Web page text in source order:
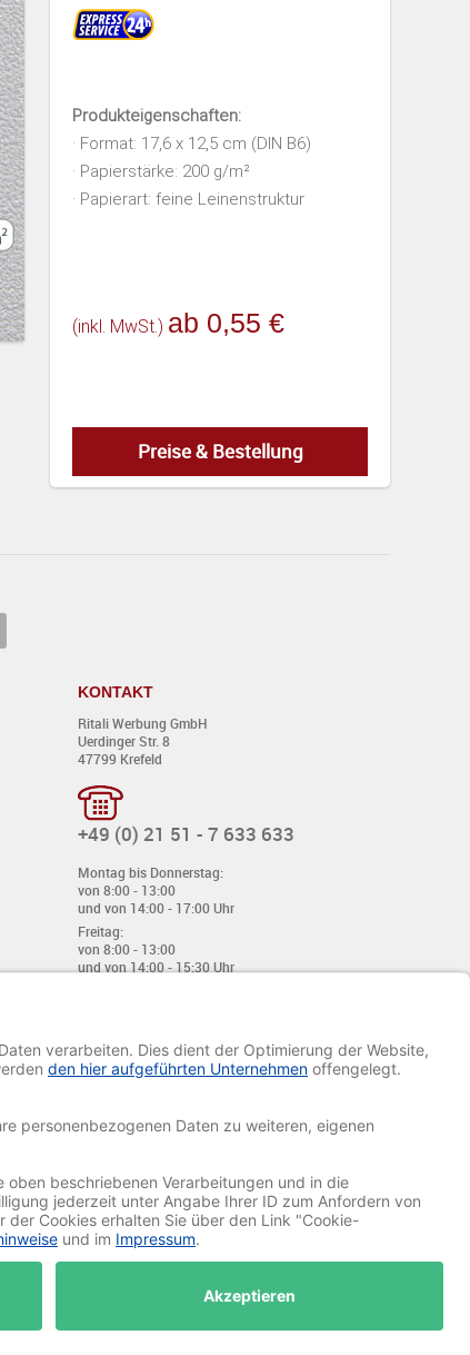
Produkteigenschaften:
· Format: 17,6 x 12,5 cm (DIN B6)
· Papierstärke: 200 g/m²
· Papierart: feine Leinenstruktur
(inkl. MwSt.) ab 0,55 €
Preise & Bestellung
KONTAKT
Ritali Werbung GmbH
Uerdinger Str. 8
47799 Krefeld
+49 (0) 21 51 - 7 633 633
Montag bis Donnerstag:
von 8:00 - 13:00
und von 14:00 - 17:00 Uhr
Freitag:
von 8:00 - 13:00
und von 14:00 - 15:30 Uhr